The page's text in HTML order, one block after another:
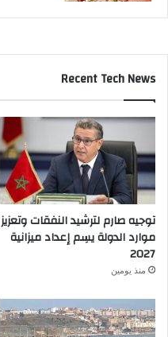
Recent Tech News
توجيه صارم لترشيد النفقات وتعزيز
موارد الدولة يسِم إعداد ميزانية
2027
منذ يومين